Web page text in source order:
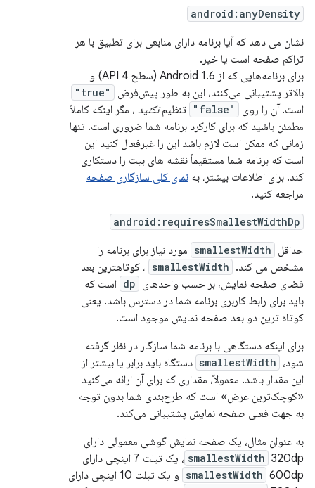
android:anyDensity
نشان می دهد که آیا برنامه دارای منابعی برای تطبیق با هر
تراکم صفحه است یا خیر.
برای برنامه‌هایی که از Android 1.6 (سطح API 4) و
بالاتر پشتیبانی می‌کنند، این به طور پیش‌فرض
"true"
است. آن را روی "false" تنظیمنکنید ، مگر اینکه کاملاً
مطمئن باشید که برای کارکرد برنامه شما ضروری است. تنها
زمانی که ممکن است لازم باشد این را غیرفعال کنید این
است که برنامه شما مستقیماً نقشه های بیت را دستکاری
کند. برای اطلاعات بیشتر، به نمای کلی سازگاری صفحه
مراجعه کنید.
android:requiresSmallestWidthDp
حداقل smallestWidth مورد نیاز برای برنامه را
مشخص می کند. smallestWidth ، کوتاهترین بعد
فضای صفحه نمایش، بر حسب واحدهای dp است که
باید برای رابط کاربری برنامه شما در دسترس باشد. یعنی
کوتاه ترین دو بعد صفحه نمایش موجود است.
برای اینکه دستگاهی با برنامه شما سازگار در نظر گرفته
شود، smallestWidth دستگاه باید برابر یا بیشتر از
این مقدار باشد. معمولاً، مقداری که برای آن ارائه می‌کنید
«کوچک‌ترین عرض» است که طرح‌بندی شما بدون توجه
به جهت فعلی صفحه نمایش پشتیبانی می‌کند.
به عنوان مثال، یک صفحه نمایش گوشی معمولی دارای
smallestWidth 320dp، یک تبلت 7 اینچی دارای
smallestWidth 600dp و یک تبلت 10 اینچی دارای